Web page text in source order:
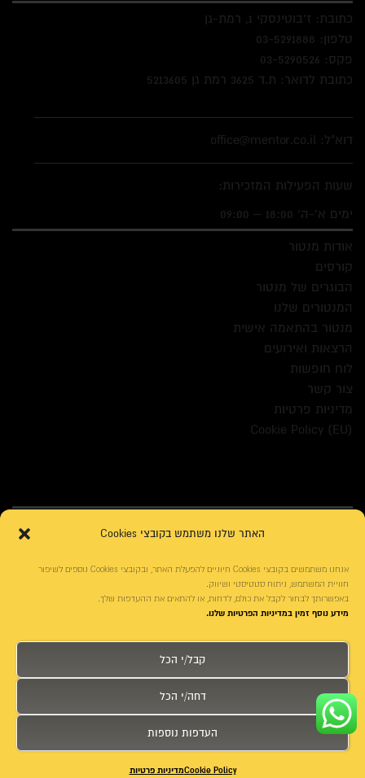
האתר שלנו משתמש בקובצי Cookies
אנחנו משתמשים בקובצי Cookies חיוניים להפעלת האתר, ובקובצי Cookies נוספים לשיפור
חוויית המשתמש, ניתוח סטטיסטי ושיווק.
באפשרותך לבחור לקבל את כולם, לדחות, או להתאים את ההעדפות שלך.
מידע נוסף זמין במדיניות הפרטיות שלנו.
קבל/י הכל
דחה/י הכל
העדפות נוספות
Cookie Policyמדיניות פרטיות
כתובת: ז'בוטינסקי 1, רמת-גן
טלפון: 03-5291888
פקס: 03-5290526
כתובת לדואר: ת.ד 3625 רמת גן 5213605
דוא"ל: office@mentor.co.il
שעות הפעילות המזכירות:
ימים א'-ה' 18:00 – 09:00
אודות מנטור
קורסים
הבוגרים של מנטור
המנטורים שלנו
מנטור בהתאמה אישית
הרצאות ואירועים
לוח חופשות
צור קשר
מדיניות פרטיות
Cookie Policy (EU)
עיצוב האתר:ארז רזניקוב |עיצוב אתר : דיגיטאצ'
אאא בית לטיפוגרפיה עברית | פונטביט
קידום האתר: